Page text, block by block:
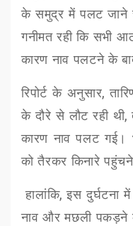
के समुद्र में पलट
गनीमत रही कि
कारण नाव पलटने के
रिपोर्ट के अनुसार,
के दौरे से लौट रही थी,
कारण नाव पलट
को तैरकर किनारे
हालांकि,इस दुर्घटना
नाव और मछली पकड़ने